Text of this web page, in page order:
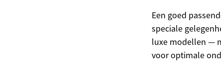
Een goed
speciale
luxe modellen —
voor optimale